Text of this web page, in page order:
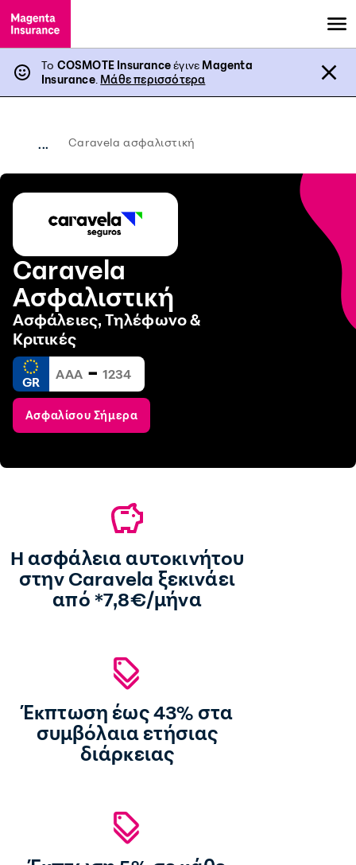
Το COSMOTE InsuranceέγινεMagenta
Insurance. Μάθε περισσότερα
... Caravela ασφαλιστική
Caravela
Ασφαλιστική
Ασφάλειες, Τηλέφωνο &
Κριτικές
GR -
Ασφαλίσου Σήμερα
Η ασφάλεια αυτοκινήτου
στην Caravela ξεκινάει
από *7,8€/μήνα
Έκπτωση έως 43% στα
συμβόλαια ετήσιας
διάρκειας